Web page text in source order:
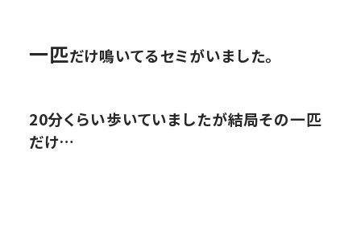
一匹だけ鳴いてるセミがいました。
20分くらい歩いていましたが結局その一匹
だけ…